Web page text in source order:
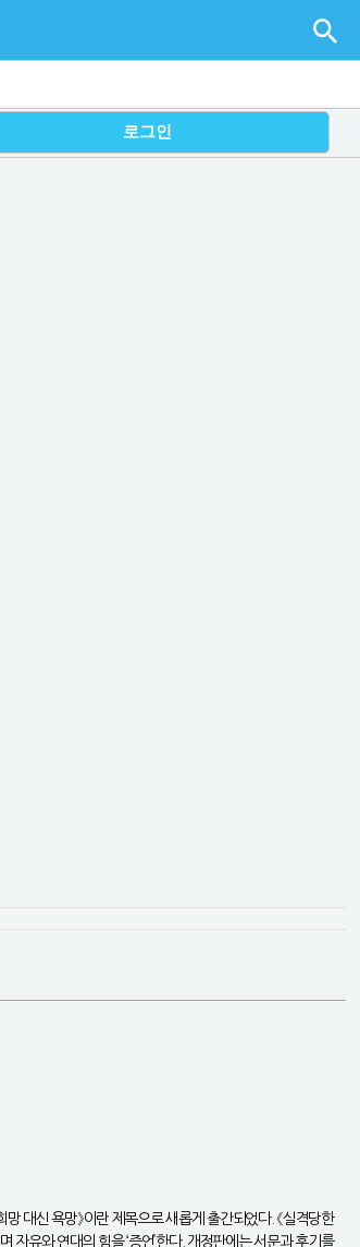
대신 욕망》이란 제목으로 새롭게 출간되었다. 《실격당한
자유와 연대의 힘을 ‘증언’한다. 개정판에는 서문과 후기를